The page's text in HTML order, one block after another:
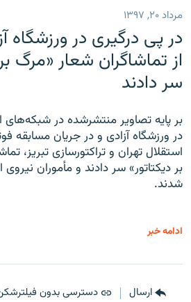
مرداد ۲۰, ۱۳۹۷
در پی درگیری در ورزشگاه
از تماشاگران شعار «مرگ
سر دادند
بر پایه تصاویر منتشرشده در
در ورزشگاه آزادی و در جریان مسابقه
استقلال تهران و تراکتورسازی تبریز،
بر دیکتاتور» سر دادند و مأموران نیروی
شدند.
ادامه خبر
ارسال دسترسی بدون